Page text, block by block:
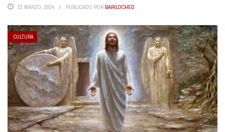
23 MARZO, 2024 PUBLICADO POR BARILOCHED
CULTURA